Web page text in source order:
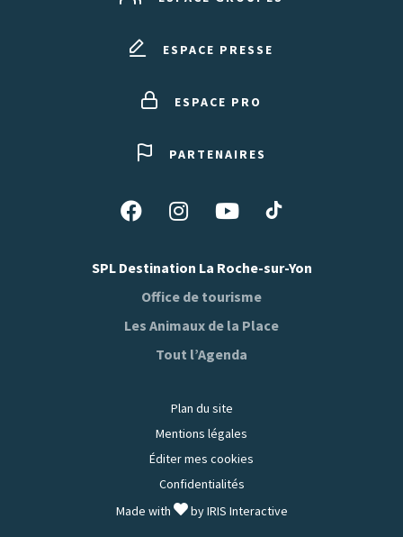
ESPACE PRESSE
ESPACE PRO
PARTENAIRES
Suivez-
sur
Facebook
Suivez-
sur
Instagram
Suivez-
sur
Youtube
Suivez-
sur
SPL Destination La Roche-sur-Yon
Office de tourisme
Les Animaux de la Place
Tout l’Agenda
Plan du site
Mentions légales
Éditer mes cookies
Confidentialités
Made with
byIRIS Interactive